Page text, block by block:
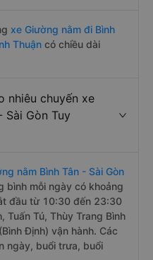
xe Giường nằm đi Bình
Thuận có chiều dài
nhiêu chuyến xe
Sài Gòn Tuy
nằm Bình Tân - Sài Gòn
bình mỗi ngày có khoảng
đầu từ 10:30 đến 23:30
Tuấn Tú, Thùy Trang Bình
Định) vận hành. Các
ngày, buổi trưa, buổi